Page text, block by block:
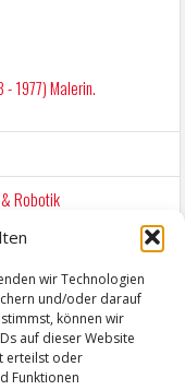
wir Technologien
und/oder darauf
können wir
auf dieser Website
erteilst oder
Funktionen
- 1977) Malerin.
Robotik
WAR ES FRIEDRICH